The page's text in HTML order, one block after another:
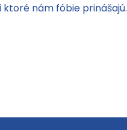
nám fóbie prinášajú.